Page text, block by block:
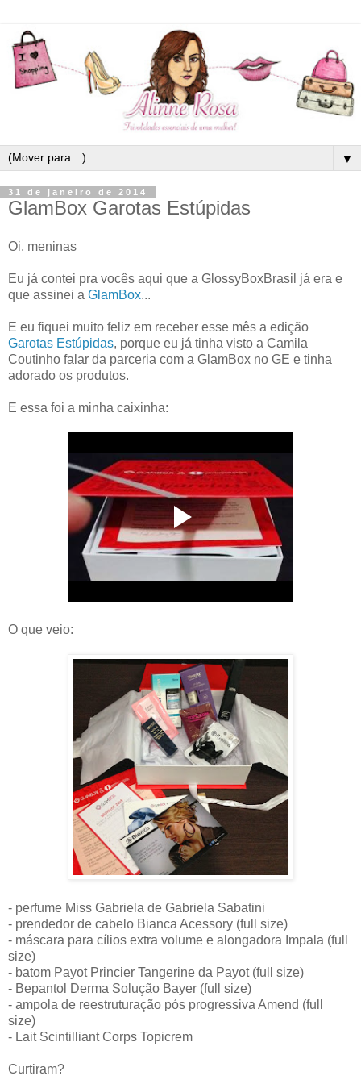
▼
31 de janeiro de 2014
GlamBox Garotas Estúpidas
Oi, meninas
Eu já contei pra vocês aqui que a GlossyBoxBrasil já era e
que assinei a GlamBox...
E eu fiquei muito feliz em receber esse mês a edição
Garotas Estúpidas, porque eu já tinha visto a Camila
Coutinho falar da parceria com a GlamBox no GE e tinha
adorado os produtos.
E essa foi a minha caixinha:
O que veio:
- perfume Miss Gabriela de Gabriela Sabatini
- prendedor de cabelo Bianca Acessory (full size)
- máscara para cílios extra volume e alongadora Impala (full
size)
- batom Payot Princier Tangerine da Payot (full size)
- Bepantol Derma Solução Bayer (full size)
- ampola de reestruturação pós progressiva Amend (full
size)
- Lait Scintilliant Corps Topicrem
Curtiram?